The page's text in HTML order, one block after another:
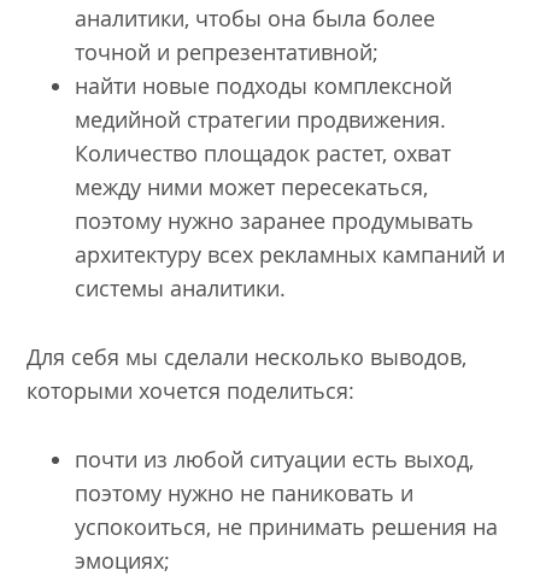
аналитики, чтобы она была более
точной и репрезентативной;
найти новые подходы комплексной
медийной стратегии продвижения.
Количество площадок растет, охват
между ними может пересекаться,
поэтому нужно заранее продумывать
архитектуру всех рекламных кампаний и
системы аналитики.
Для себя мы сделали несколько выводов,
которыми хочется поделиться:
почти из любой ситуации есть выход,
поэтому нужно не паниковать и
успокоиться, не принимать решения на
эмоциях;